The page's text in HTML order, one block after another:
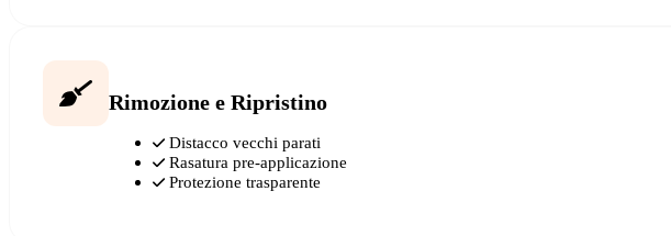
Rimozione e Ripristino
Distacco vecchi parati
Rasatura pre-applicazione
Protezione trasparente